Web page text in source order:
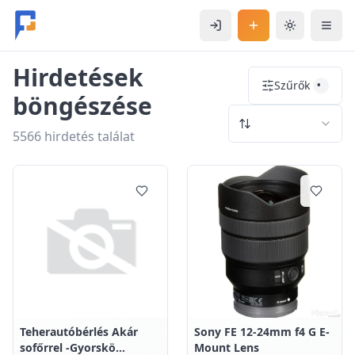
Ugrás a fő tartalomhoz
BejelentkezésHirdetés feladás
Téma váltás
Hirdetések
böngészése
5566 hirdetés találat
Szűrők •
0Teherautóbérlés Akár
sofőrrel -Gyorskö…
0Sony FE 12-24mm f4 G E-
Mount Lens